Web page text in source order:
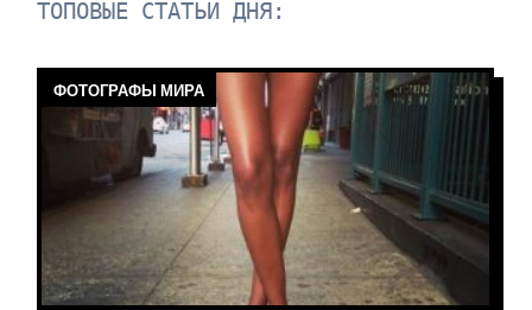
ТОПОВЫЕ СТАТЬИ ДНЯ:
ФОТОГРАФЫ МИРА